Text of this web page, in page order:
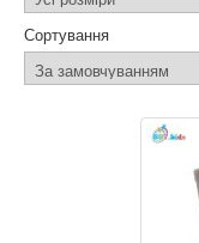
Сортування